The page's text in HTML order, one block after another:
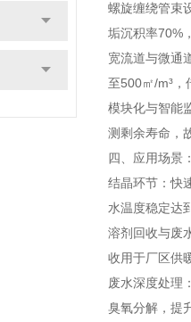
螺旋缠绕管束
垢沉积率70%
宽流道与微通
至500㎡/m³
模块化与智能
测剩余寿命，
四、应用场景
结晶环节：快
水温度稳定达
溶剂回收与废
收用于厂区供
废水深度处理
臭氧分解，提